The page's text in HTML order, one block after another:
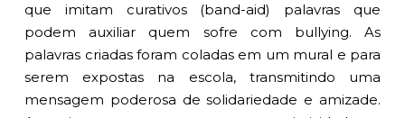
que imitam curativos (band-aid) palavras que
podem auxiliar quem sofre com bullying. As
palavras criadas foram coladas em um mural e para
serem expostas na escola, transmitindo uma
mensagem poderosa de solidariedade e amizade.